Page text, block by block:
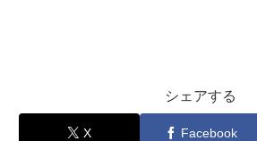
シェアする
X Facebook